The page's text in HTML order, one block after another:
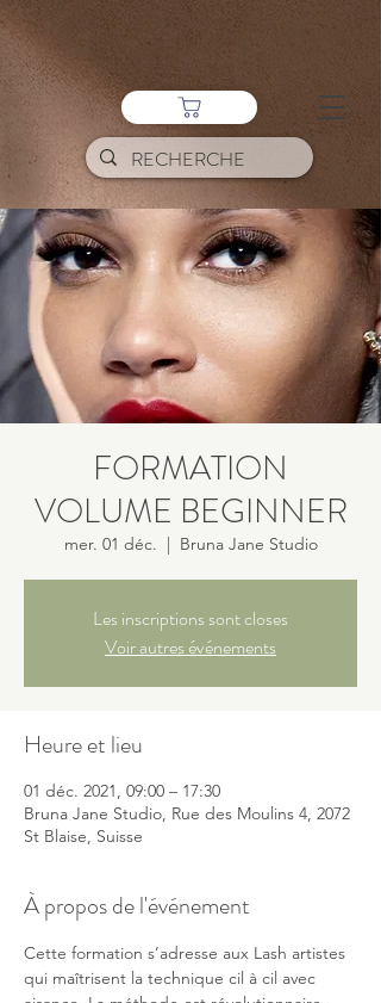
FORMATION
VOLUME BEGINNER
mer. 01 déc.
  |
Bruna Jane Studio
Les inscriptions sont closes
Voir autres événements
Heure et lieu
01 déc. 2021, 09:00 – 17:30
Bruna Jane Studio, Rue des Moulins 4, 2072
St Blaise, Suisse
À propos de l'événement
Cette formation s’adresse aux Lash artistes
qui maîtrisent la technique cil à cil avec